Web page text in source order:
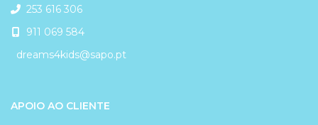
253 616 306
911 069 584
dreams4kids@sapo.pt
APOIO AO CLIENTE